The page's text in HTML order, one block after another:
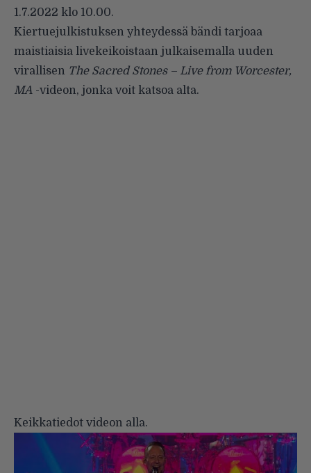
1.7.2022 klo 10.00.
Kiertuejulkistuksen yhteydessä bändi tarjoaa
maistiaisia livekeikoistaan julkaisemalla uuden
virallisen The Sacred Stones – Live from Worcester,
MA -videon, jonka voit katsoa alta.
Keikkatiedot videon alla.